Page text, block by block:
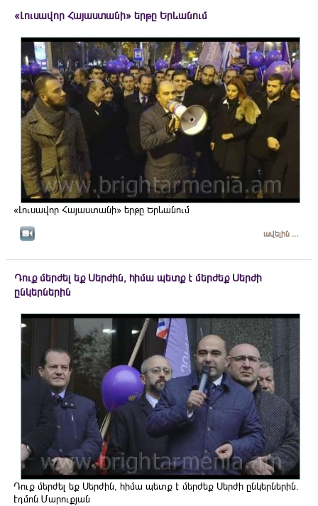
«Լուսավոր Հայաստանի» երթը Երևանում
«Լուսավոր Հայաստանի» երթը Երևանում
ավելին ...
Դուք մերժել եք Սերժին, հիմա պետք է մերժեք Սերժի
ընկերներին
Դուք մերժել եք Սերժին, հիմա պետք է մերժեք Սերժի ընկերներին.
Էդմոն Մարուքյան